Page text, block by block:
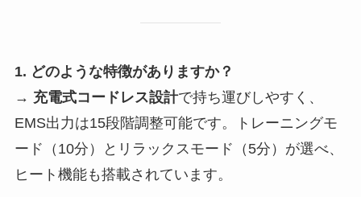
1. どのような特徴がありますか？
→ 充電式コードレス設計で持ち運びしやすく、
EMS出力は15段階調整可能です。トレーニングモ
ード（10分）とリラックスモード（5分）が選べ、
ヒート機能も搭載されています。